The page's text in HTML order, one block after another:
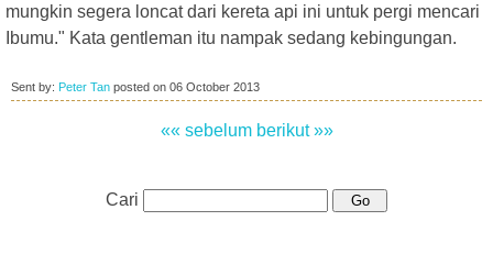
mungkin segera loncat dari kereta api ini untuk pergi mencari
Ibumu." Kata gentleman itu nampak sedang kebingungan.
Sent by: Peter Tan posted on 06 October 2013
«« sebelum berikut »»
Cari